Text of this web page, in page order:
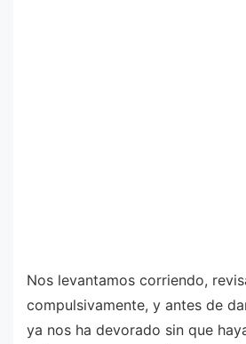
Nos levantamos corriendo,
compulsivamente, y antes de
ya nos ha devorado sin que